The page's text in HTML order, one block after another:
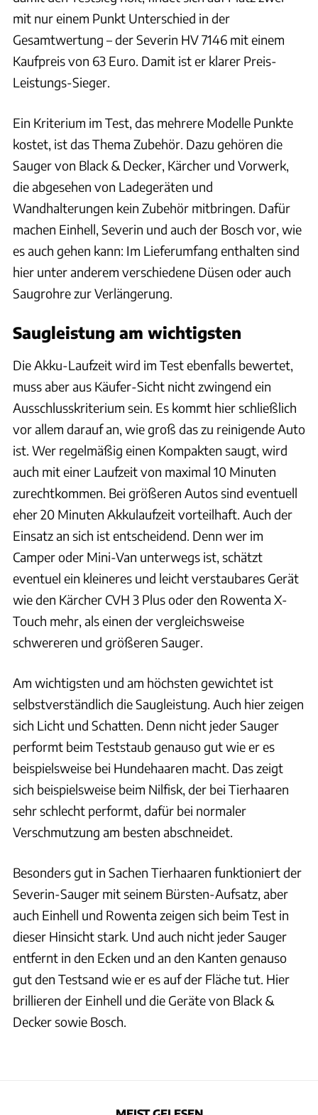
mit nur einem Punkt Unterschied in der
Gesamtwertung – der Severin HV 7146 mit einem
Kaufpreis von 63 Euro. Damit ist er klarer Preis-
Leistungs-Sieger.
Ein Kriterium im Test, das mehrere Modelle Punkte
kostet, ist das Thema Zubehör. Dazu gehören die
Sauger von Black & Decker, Kärcher und Vorwerk,
die abgesehen von Ladegeräten und
Wandhalterungen kein Zubehör mitbringen. Dafür
machen Einhell, Severin und auch der Bosch vor, wie
es auch gehen kann: Im Lieferumfang enthalten sind
hier unter anderem verschiedene Düsen oder auch
Saugrohre zur Verlängerung.
Saugleistung am wichtigsten
Die Akku-Laufzeit wird im Test ebenfalls bewertet,
muss aber aus Käufer-Sicht nicht zwingend ein
Ausschlusskriterium sein. Es kommt hier schließlich
vor allem darauf an, wie groß das zu reinigende Auto
ist. Wer regelmäßig einen Kompakten saugt, wird
auch mit einer Laufzeit von maximal 10 Minuten
zurechtkommen. Bei größeren Autos sind eventuell
eher 20 Minuten Akkulaufzeit vorteilhaft. Auch der
Einsatz an sich ist entscheidend. Denn wer im
Camper oder Mini-Van unterwegs ist, schätzt
eventuel ein kleineres und leicht verstaubares Gerät
wie den Kärcher CVH 3 Plus oder den Rowenta X-
Touch mehr, als einen der vergleichsweise
schwereren und größeren Sauger.
Am wichtigsten und am höchsten gewichtet ist
selbstverständlich die Saugleistung. Auch hier zeigen
sich Licht und Schatten. Denn nicht jeder Sauger
performt beim Teststaub genauso gut wie er es
beispielsweise bei Hundehaaren macht. Das zeigt
sich beispielsweise beim Nilfisk, der bei Tierhaaren
sehr schlecht performt, dafür bei normaler
Verschmutzung am besten abschneidet.
Besonders gut in Sachen Tierhaaren funktioniert der
Severin-Sauger mit seinem Bürsten-Aufsatz, aber
auch Einhell und Rowenta zeigen sich beim Test in
dieser Hinsicht stark. Und auch nicht jeder Sauger
entfernt in den Ecken und an den Kanten genauso
gut den Testsand wie er es auf der Fläche tut. Hier
brillieren der Einhell und die Geräte von Black &
Decker sowie Bosch.